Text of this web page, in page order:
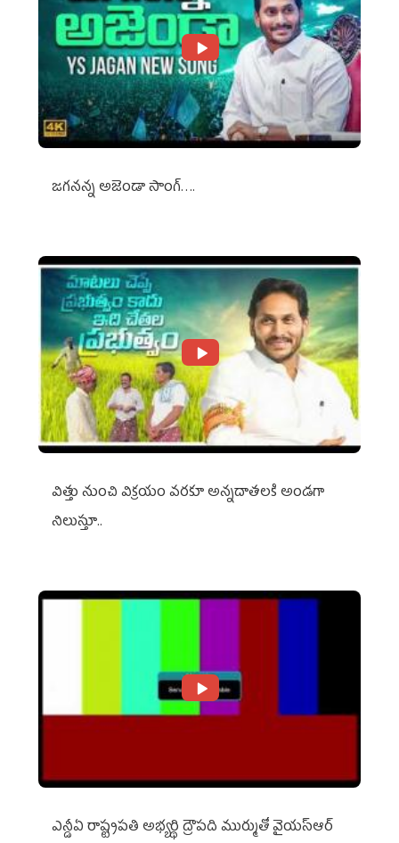
జగనన్న అజెండా సాంగ్….
విత్తు నుంచి విక్రయం వరకూ అన్నదాతలకి అండగా
నిలుస్తూ..
ఎన్డీఏ రాష్ట్ర‌ప‌తి అభ్య‌ర్థి ద్రౌప‌ది ముర్ముతో వైయ‌స్ఆర్